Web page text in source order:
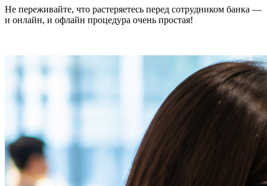
Не переживайте, что растеряетесь перед сотрудником банка —
и онлайн, и офлайн процедура очень простая!